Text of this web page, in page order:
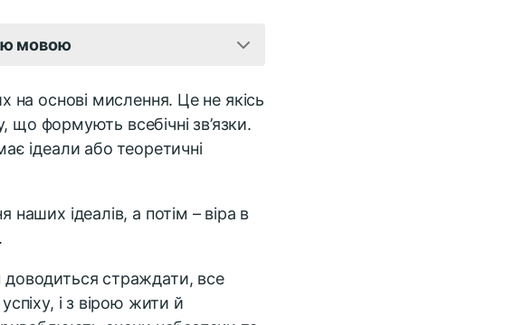
мовою
на основі мислення. Це не якісь
що формують всебічні зв’язки.
ідеали або теоретичні
ідеалів, а потім – віра в
.
страждати, все
і з вірою жити й